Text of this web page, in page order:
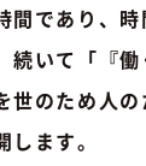
であり、
いて「『
のため人
ます。